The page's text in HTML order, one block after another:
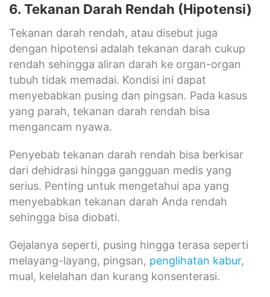
6. Tekanan Darah Rendah (Hipotensi)
Tekanan darah rendah, atau disebut juga
dengan hipotensi adalah tekanan darah cukup
rendah sehingga aliran darah ke organ-organ
tubuh tidak memadai. Kondisi ini dapat
menyebabkan pusing dan pingsan. Pada kasus
yang parah, tekanan darah rendah bisa
mengancam nyawa.
Penyebab tekanan darah rendah bisa berkisar
dari dehidrasi hingga gangguan medis yang
serius. Penting untuk mengetahui apa yang
menyebabkan tekanan darah Anda rendah
sehingga bisa diobati.
Gejalanya seperti, pusing hingga terasa seperti
melayang-layang, pingsan, penglihatan kabur,
mual, kelelahan dan kurang konsenterasi.